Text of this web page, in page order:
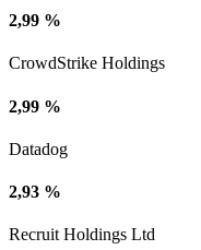
2,99 %
CrowdStrike Holdings
2,99 %
Datadog
2,93 %
Recruit Holdings Ltd